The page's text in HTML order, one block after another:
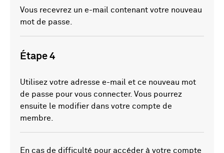
Vous recevrez un e-mail contenant votre nouveau
mot de passe.
Étape 4
Utilisez votre adresse e-mail et ce nouveau mot
de passe pour vous connecter. Vous pourrez
ensuite le modifier dans votre compte de
membre.
En cas de difficulté pour accéder à votre compte